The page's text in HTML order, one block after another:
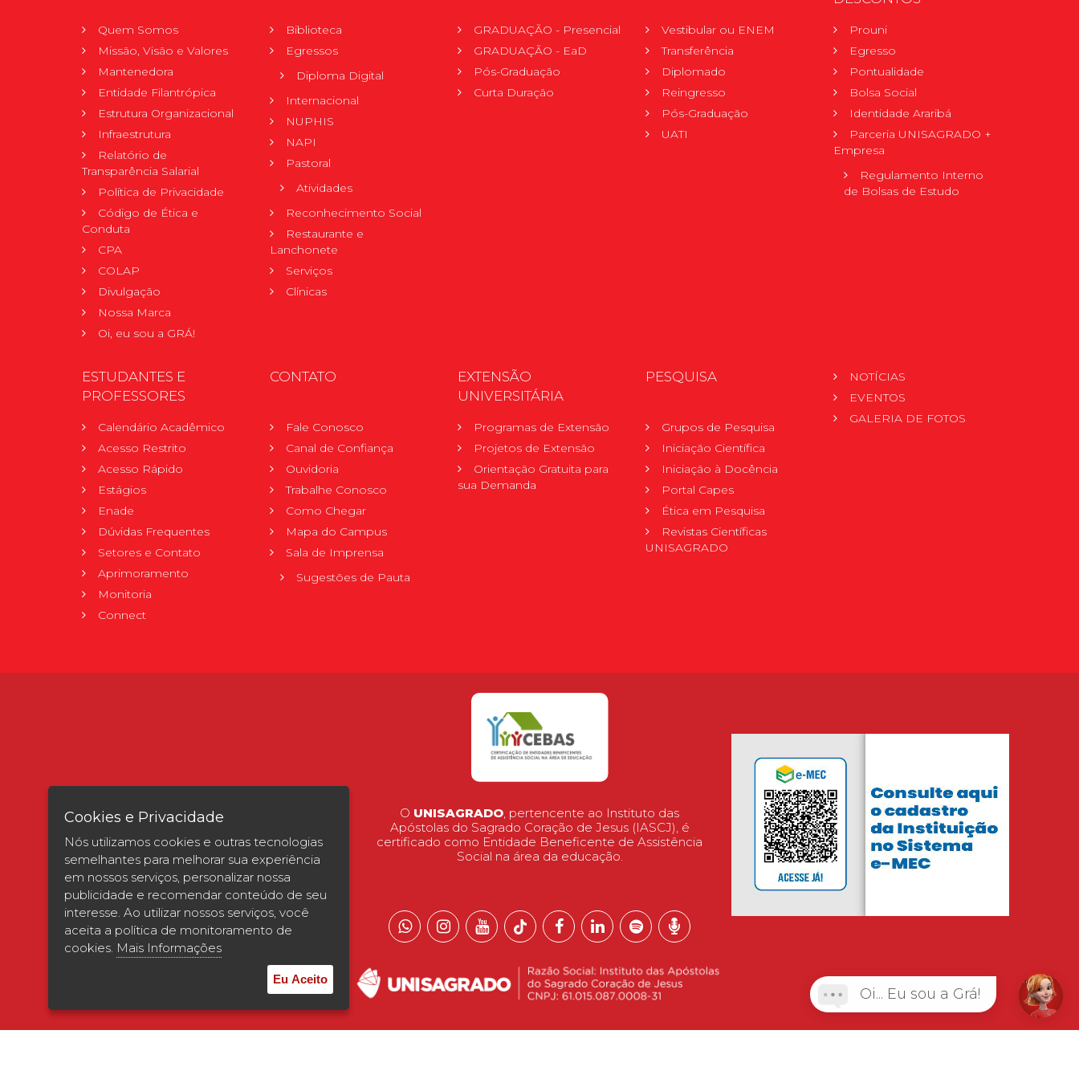
Quem Somos
Missão, Visão e Valores
Mantenedora
Entidade Filantrópica
Estrutura Organizacional
Infraestrutura
Relatório de
Transparência Salarial
Política de Privacidade
Código de Ética e
Conduta
CPA
COLAP
Divulgação
Nossa Marca
Oi, eu sou a GRÁ!
Biblioteca
Egressos
Diploma Digital
Internacional
NUPHIS
NAPI
Pastoral
Atividades
Reconhecimento Social
Restaurante e
Lanchonete
Serviços
Clínicas
GRADUAÇÃO - Presencial
GRADUAÇÃO - EaD
Pós-Graduação
Curta Duração
Vestibular ou ENEM
Transferência
Diplomado
Reingresso
Pós-Graduação
UATI
Prouni
Egresso
Pontualidade
Bolsa Social
Identidade Araribá
Parceria UNISAGRADO +
Empresa
Regulamento Interno
de Bolsas de Estudo
ESTUDANTES E
PROFESSORES
Calendário Acadêmico
Acesso Restrito
Acesso Rápido
Estágios
Enade
Dúvidas Frequentes
Setores e Contato
Aprimoramento
Monitoria
Connect
CONTATO
Fale Conosco
Canal de Confiança
Ouvidoria
Trabalhe Conosco
Como Chegar
Mapa do Campus
Sala de Imprensa
Sugestões de Pauta
EXTENSÃO
UNIVERSITÁRIA
Programas de Extensão
Projetos de Extensão
Orientação Gratuita para
sua Demanda
PESQUISA
Grupos de Pesquisa
Iniciação Científica
Iniciação à Docência
Portal Capes
Ética em Pesquisa
Revistas Científicas
UNISAGRADO
NOTÍCIAS
EVENTOS
GALERIA DE FOTOS
Verificada por
O UNISAGRADO, pertencente ao Instituto das
Apóstolas do Sagrado Coração de Jesus (IASCJ), é
certificado como Entidade Beneficente de Assistência
Social na área da educação.
Oi... Eu sou a Grá!
Cookies e Privacidade
Nós utilizamos cookies e outras tecnologias
semelhantes para melhorar sua experiência
em nossos serviços, personalizar nossa
publicidade e recomendar conteúdo de seu
interesse. Ao utilizar nossos serviços, você
aceita a política de monitoramento de
cookies. Mais Informações
Eu Aceito